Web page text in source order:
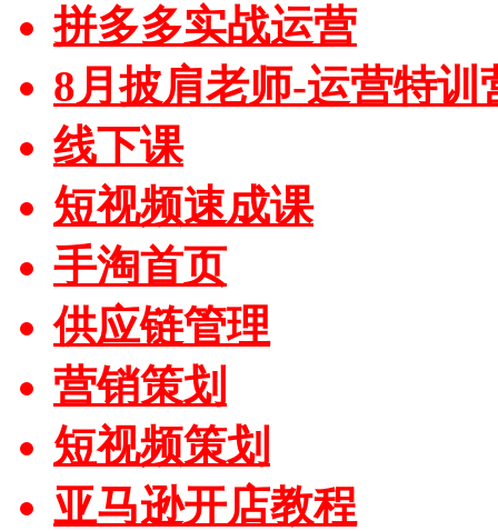
拼多多实战运营
8月披肩老师-运营特训
线下课
短视频速成课
手淘首页
供应链管理
营销策划
短视频策划
亚马逊开店教程